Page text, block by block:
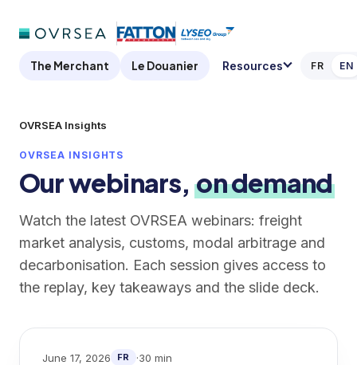
The Merchant Le Douanier Resources FR EN
OVRSEA Insights
OVRSEA INSIGHTS
Our webinars, on demand
Watch the latest OVRSEA webinars: freight
market analysis, customs, modal arbitrage and
decarbonisation. Each session gives access to
the replay, key takeaways and the slide deck.
June 17, 2026 FR ·30 min